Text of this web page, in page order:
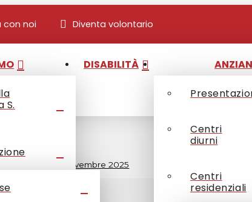
con noi Diventa volontario
S.
DISABILITÀ
Centri
diurni
Centri
residenziali
gli eventi di novembre 2025